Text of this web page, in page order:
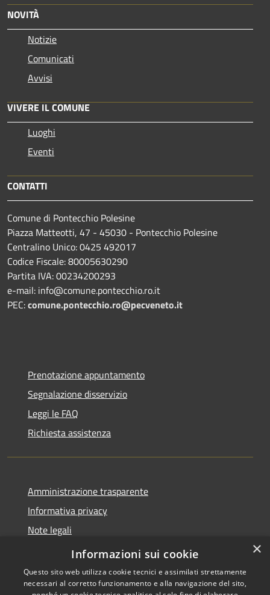
NOVITÀ
Notizie
Comunicati
Avvisi
VIVERE IL COMUNE
Luoghi
Eventi
CONTATTI
Comune di Pontecchio Polesine
Piazza Matteotti, 47 - 45030 - Pontecchio Polesine
Centralino Unico: 0425 492017
Codice Fiscale: 80005630290
Partita IVA: 00234200293
e-mail: info@comune.pontecchio.ro.it
PEC:comune.pontecchio.ro@pecveneto.it
Prenotazione appuntamento
Segnalazione disservizio
Leggi le FAQ
Richiesta assistenza
Amministrazione trasparente
Informativa privacy
Note legali
Dichiarazione di accessibilità
×
Informazioni sui cookie
Questo sito web utilizza cookie tecnici e assimilati strettamente
necessari al corretto funzionamento e alla navigazione del sito,